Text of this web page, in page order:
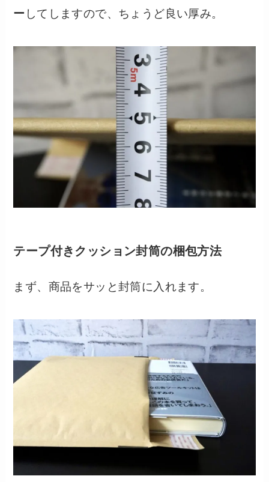
ー してしますので、ちょうど良い厚み。
テープ付きクッション封筒の梱包方法
まず、商品をサッと封筒に入れます。